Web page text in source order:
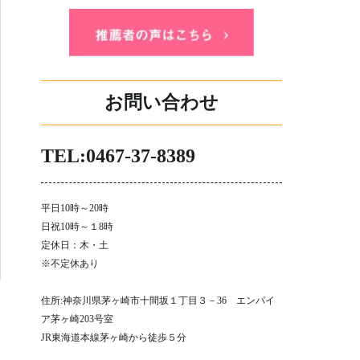
お問い合わせ
TEL:0467-37-8389
平日10時～20時
日祝10時～１8時
定休日：木・土
※不定休あり
住所:神奈川県茅ヶ崎市十間坂１丁目３－36 エンパイ
ア茅ヶ崎203号室
JR東海道本線茅ヶ崎から徒歩５分